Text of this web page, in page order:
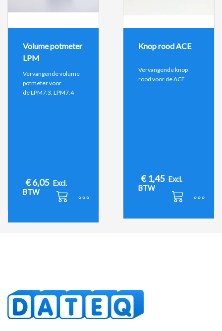
Volume potmeter
LPM
Vervangende volume
potmeter voor
de LPM7.3, LPM7.4
€6,05 Excl.
BTW
Knop rood ACE
Vervangende knop
rood voor de ACE
€1,45 Excl.
BTW